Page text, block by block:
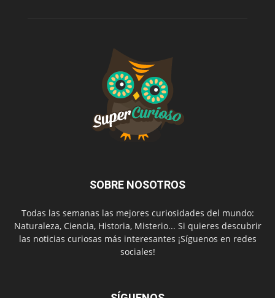
SOBRE NOSOTROS
Todas las semanas las mejores curiosidades del mundo:
Naturaleza, Ciencia, Historia, Misterio... Si quieres descubrir
las noticias curiosas más interesantes ¡Síguenos en redes
sociales!